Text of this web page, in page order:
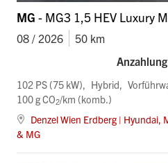
MG - MG3 1,5 HEV Luxury
08 / 2026 50 km
102 PS (75 kW) Hybrid
100 g CO2/km (komb.)
Denzel Wien Erdberg | Hyundai,
& MG